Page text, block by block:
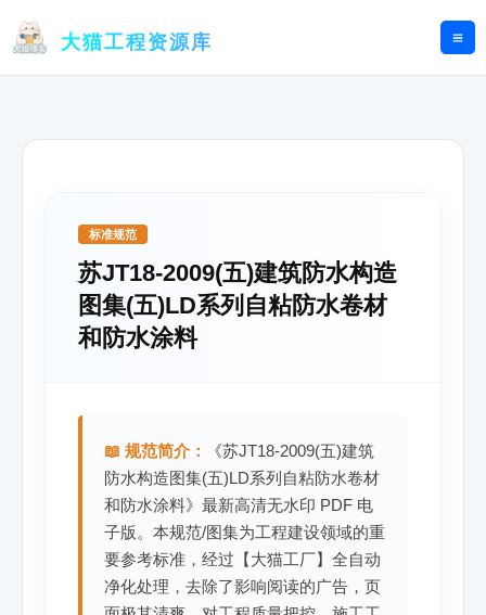
大猫工程资源库
标准规范
苏JT18-2009(五)建筑防水构造
图集(五)LD系列自粘防水卷材
和防水涂料
📖 规范简介：
《苏JT18-2009(五)建筑
防水构造图集(五)LD系列自粘防水卷材
和防水涂料》最新高清无水印 PDF 电
子版。本规范/图集为工程建设领域的重
要参考标准，经过【大猫工厂】全自动
净化处理，去除了影响阅读的广告，页